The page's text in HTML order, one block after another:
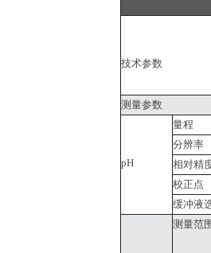
技术参数
测量参数
pH
量程
分辨率
相对精
校正点
缓冲液
测量范